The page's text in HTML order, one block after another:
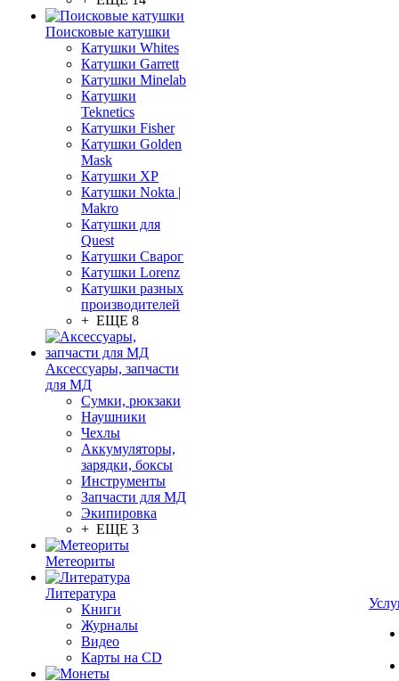
Поисковые катушки
Катушки Whites
Катушки Garrett
Катушки Minelab
Катушки
Teknetics
Катушки Fisher
Катушки Golden
Mask
Катушки XP
Катушки Nokta |
Makro
Катушки для
Quest
Катушки Сварог
Катушки Lorenz
Катушки разных
производителей
+ ЕЩЕ 8
Аксессуары, запчасти
для МД
Сумки, рюкзаки
Наушники
Чехлы
Аккумуляторы,
зарядки, боксы
Инструменты
Запчасти для МД
Экипировка
+ ЕЩЕ 3
Метеориты
Литература
Книги
Журналы
Видео
Карты на CD